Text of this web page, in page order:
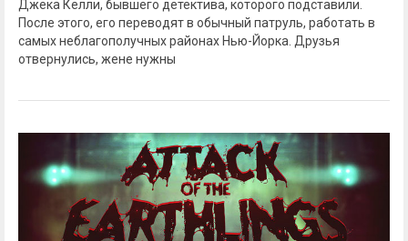
Джека Келли, бывшего детектива, которого подставили.
После этого, его переводят в обычный патруль, работать в
самых неблагополучных районах Нью-Йорка. Друзья
отвернулись, жене нужны